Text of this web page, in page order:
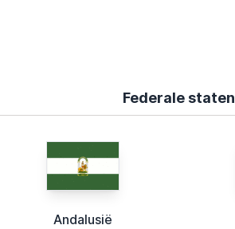
Federale staten
Andalusië